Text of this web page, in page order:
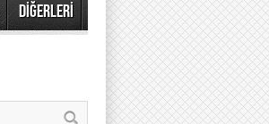
DİĞERLERİ